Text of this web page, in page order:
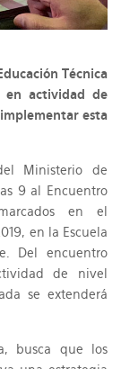
Técnica
en actividad de
esta
Ministerio de
9 al Encuentro
en el
en la Escuela
Del encuentro
de nivel
se extenderá
busca que los